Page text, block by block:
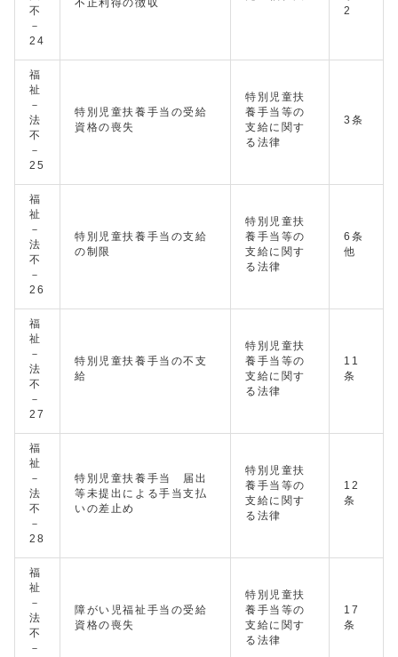
不
－
24
不正利得の徴収
2
福
祉
－
法
不
－
25
特別児童扶養手当の受給
資格の喪失
特別児童扶
養手当等の
支給に関す
る法律
3条
福
祉
－
法
不
－
26
特別児童扶養手当の支給
の制限
特別児童扶
養手当等の
支給に関す
る法律
6条
他
福
祉
－
法
不
－
27
特別児童扶養手当の不支
給
特別児童扶
養手当等の
支給に関す
る法律
11
条
福
祉
－
法
不
－
28
特別児童扶養手当 届出
等未提出による手当支払
いの差止め
特別児童扶
養手当等の
支給に関す
る法律
12
条
福
祉
－
法
不
－
障がい児福祉手当の受給
資格の喪失
特別児童扶
養手当等の
支給に関す
る法律
17
条